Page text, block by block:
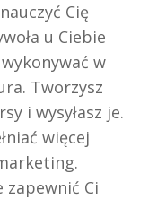
Cię
u Ciebie
w
Tworzysz
i wysyłasz je.
więcej
Ci